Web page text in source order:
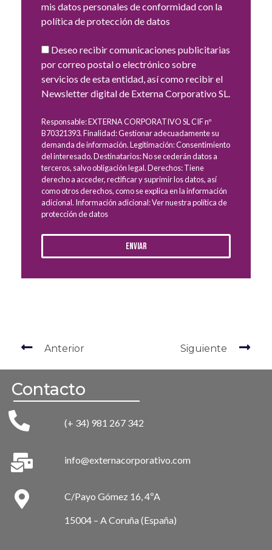
mis datos personales de conformidad con la
política de protección de datos
Deseo recibir comunicaciones publicitarias
por correo postal o electrónico sobre
servicios de esta entidad, así como recibir el
Newsletter digital de Externa Corporativo SL.
Responsable: EXTERNA CORPORATIVO SL CIF nº
B70321393. Finalidad: Gestionar adecuadamente su
demanda de información. Legitimación: Consentimiento
del interesado. Destinatarios: No se cederán datos a
terceros, salvo obligación legal. Derechos: Tiene
derecho a acceder, rectificar y suprimir los datos, así
como otros derechos, como se explica en la información
adicional. Información adicional: Ver nuestra política de
protección de datos
Enviar
Anterior Siguiente
Contacto
(+ 34) 981 267 342
info@externacorporativo.com
C/Payo Gómez 16, 4ºA
15004 – A Coruña (España)